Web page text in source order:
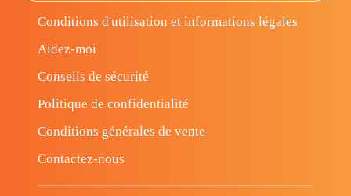
Conditions d'utilisation et informations légales
Aidez-moi
Conseils de sécurité
Politique de confidentialité
Conditions générales de vente
Contactez-nous